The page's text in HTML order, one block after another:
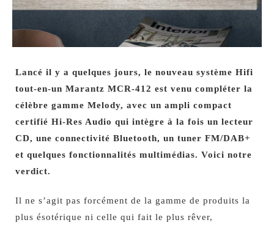
Lancé il y a quelques jours, le nouveau système Hifi
tout-en-un Marantz MCR-412 est venu compléter la
célèbre gamme Melody, avec un ampli compact
certifié Hi-Res Audio qui intègre à la fois un lecteur
CD, une connectivité Bluetooth, un tuner FM/DAB+
et quelques fonctionnalités multimédias. Voici notre
verdict.
Il ne s’agit pas forcément de la gamme de produits la
plus ésotérique ni celle qui fait le plus rêver,